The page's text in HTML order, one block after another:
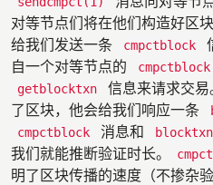
对等节点们将在他们构造好区
给我们发送一条
cmpctblock
自一个对等节点的
cmpctblock
getblocktxn
信息来请求交
了区块，他会给我们响应一条
cmpctblock 消息和 blocktxn
我们就能推断验证时长。
明了区块传播的速度（不掺杂验